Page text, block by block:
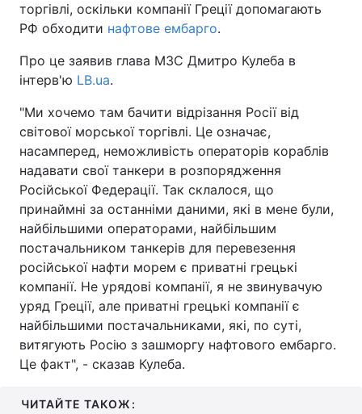
торгівлі, оскільки компанії Греції допомагають
РФ обходити нафтове ембарго.
Про це заявив глава МЗС Дмитро Кулеба в
інтерв'ю LB.ua.
"Ми хочемо там бачити відрізання Росії від
світової морської торгівлі. Це означає,
насамперед, неможливість операторів кораблів
надавати свої танкери в розпорядження
Російської Федерації. Так склалося, що
принаймні за останніми даними, які в мене були,
найбільшими операторами, найбільшим
постачальником танкерів для перевезення
російської нафти морем є приватні грецькі
компанії. Не урядові компанії, я не звинувачую
уряд Греції, але приватні грецькі компанії є
найбільшими постачальниками, які, по суті,
витягують Росію з зашморгу нафтового ембарго.
Це факт", - сказав Кулеба.
ЧИТАЙТЕ ТАКОЖ: